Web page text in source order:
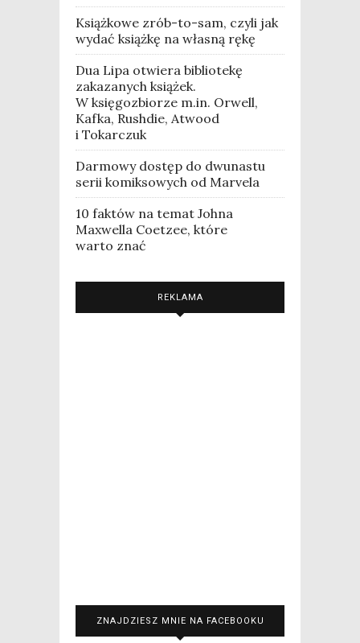
Książkowe zrób-to-sam, czyli jak
wydać książkę na własną rękę
Dua Lipa otwiera bibliotekę
zakazanych książek.
W księgozbiorze m.in. Orwell,
Kafka, Rushdie, Atwood
i Tokarczuk
Darmowy dostęp do dwunastu
serii komiksowych od Marvela
10 faktów na temat Johna
Maxwella Coetzee, które
warto znać
REKLAMA
ZNAJDZIESZ MNIE NA FACEBOOKU